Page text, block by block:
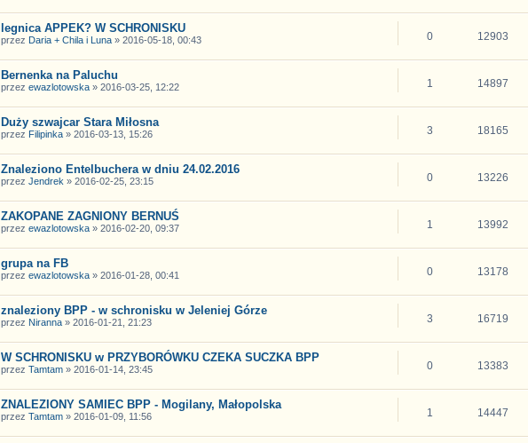
legnica APPEK? W SCHRONISKU
przez Daria + Chila i Luna» 2016-05-18, 00:43 0 12903
Bernenka na Paluchu
przez ewazlotowska» 2016-03-25, 12:22 1 14897
Duży szwajcar Stara Miłosna
przez Filipinka» 2016-03-13, 15:26 3 18165
Znaleziono Entelbuchera w dniu 24.02.2016
przez Jendrek » 2016-02-25, 23:15 0 13226
ZAKOPANE ZAGNIONY BERNUŚ
przez ewazlotowska» 2016-02-20, 09:37 1 13992
grupa na FB
przez ewazlotowska» 2016-01-28, 00:41 0 13178
znaleziony BPP - w schronisku w Jeleniej Górze
przez Niranna» 2016-01-21, 21:23 3 16719
W SCHRONISKU w PRZYBORÓWKU CZEKA SUCZKA BPP
przez Tamtam» 2016-01-14, 23:45 0 13383
ZNALEZIONY SAMIEC BPP - Mogilany, Małopolska
przez Tamtam» 2016-01-09, 11:56 1 14447